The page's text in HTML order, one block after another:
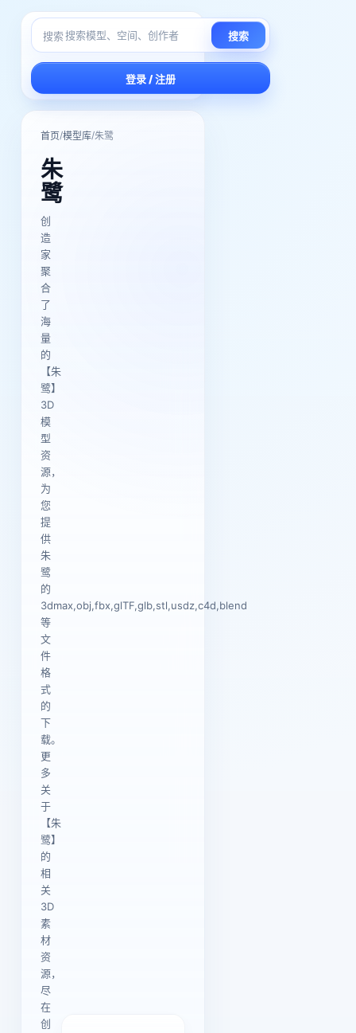
搜索 搜索
登录 / 注册
首页/模型库/朱鹭
朱
鹭
创
造
家
聚
合
了
海
量
的
【朱
鹭】
3D
模
型
资
源，
为
您
提
供
朱
鹭
的
3dmax,obj,fbx,glTF,glb,stl,usdz,c4d,blend
等
文
件
格
式
的
下
载。
更
多
关
于
【朱
鹭】
的
相
关
3D
素
材
资
源，
尽
在
创